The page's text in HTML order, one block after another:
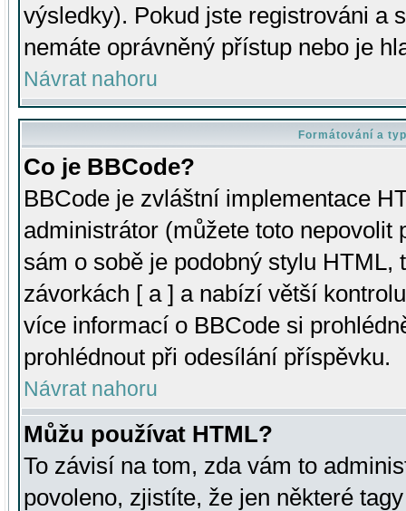
výsledky). Pokud jste registrováni a
nemáte oprávněný přístup nebo je
Návrat nahoru
Formátování a
Co je BBCode?
BBCode je zvláštní implementace
administrátor (můžete toto
sám o sobě je podobný stylu HTML,
závorkách [ a ] a nabízí větší
více informací o BBCode si
prohlédnout při odesílání příspěvku.
Návrat nahoru
Můžu používat HTML?
To závisí na tom, zda vám to
povoleno, zjistíte, že jen některé